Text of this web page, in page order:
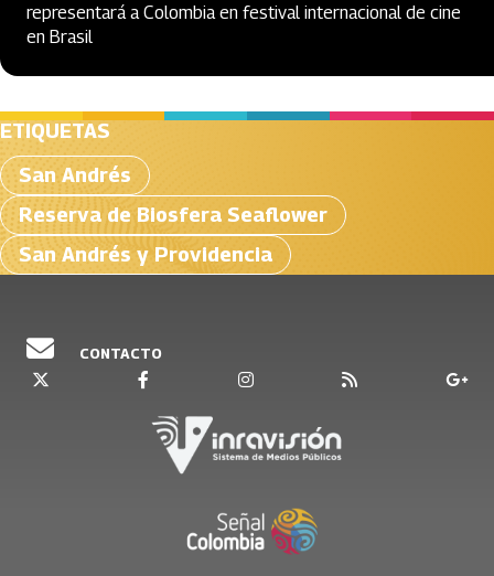
representará a Colombia en festival internacional de cine
en Brasil
ETIQUETAS
San Andrés
Reserva de Biosfera Seaflower
San Andrés y Providencia
CONTACTO